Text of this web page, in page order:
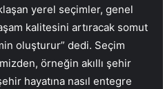
yerel seçimler, genel
kalitesini artıracak somut
oluşturur” dedi. Seçim
örneğin akıllı şehir
hayatına nasıl entegre